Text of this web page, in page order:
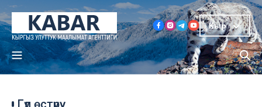
Кыр
Гүл өстүрүү